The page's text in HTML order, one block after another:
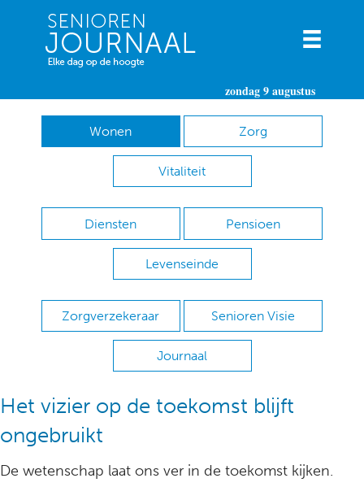
zondag 9 augustus
Wonen Zorg
Vitaliteit
Diensten Pensioen
Levenseinde
Zorgverzekeraar Senioren Visie
Journaal
Het vizier op de toekomst blijft
ongebruikt
De wetenschap laat ons ver in de toekomst kijken.